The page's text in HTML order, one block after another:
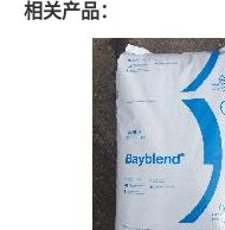
相关产品：